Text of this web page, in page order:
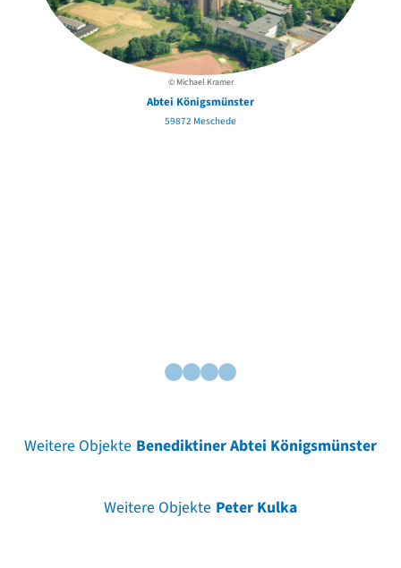
© Michael Kramer
Abtei Königsmünster
59872 Meschede
Weitere Objekte Benediktiner Abtei Königsmünster
Weitere Objekte Peter Kulka